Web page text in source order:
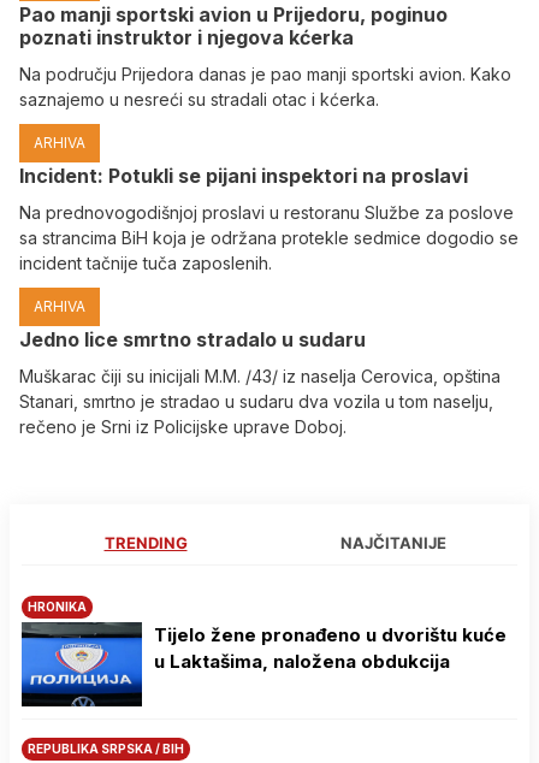
Pao manji sportski avion u Prijedoru, poginuo
poznati instruktor i njegova kćerka
Na području Prijedora danas je pao manji sportski avion. Kako
saznajemo u nesreći su stradali otac i kćerka.
ARHIVA
Incident: Potukli se pijani inspektori na proslavi
Na prednovogodišnjoj proslavi u restoranu Službe za poslove
sa strancima BiH koja je održana protekle sedmice dogodio se
incident tačnije tuča zaposlenih.
ARHIVA
Јedno lice smrtno stradalo u sudaru
Muškarac čiji su inicijali M.M. /43/ iz naselja Cerovica, opština
Stanari, smrtno je stradao u sudaru dva vozila u tom naselju,
rečeno je Srni iz Policijske uprave Doboj.
TRENDING NAJČITANIJE
HRONIKA
Tijelo žene pronađeno u dvorištu kuće
u Laktašima, naložena obdukcija
REPUBLIKA SRPSKA / BIH